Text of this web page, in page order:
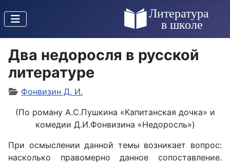
Два недоросля в русской
литературе
Фонвизин Д. И.
(По роману А.С.Пушкина «Капитанская дочка» и
комедии Д.И.Фонвизина «Недоросль»)
При осмыслении данной темы возникает вопрос:
насколько правомерно данное сопоставление.